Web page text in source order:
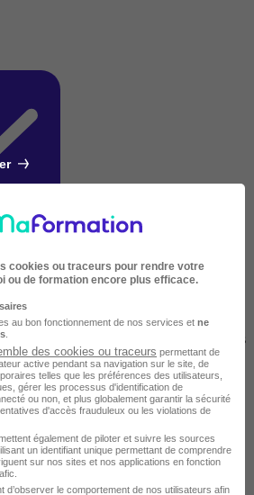
2 jours à 2 semaines
cookies ou traceurs pour rendre votre
ou de formation encore plus efficace.
au bon fonctionnement de nos services et ne
des cookies ou traceurs permettant de
active pendant sa navigation sur le site, de
telles que les préférences des utilisateurs,
gérer les processus d'identification de
ou non, et plus globalement garantir la sécurité
d'accès frauduleux ou les violations de
également de piloter et suivre les sources
un identifiant unique permettant de comprendre
sur nos sites et nos applications en fonction
d’observer le comportement de nos utilisateurs afin